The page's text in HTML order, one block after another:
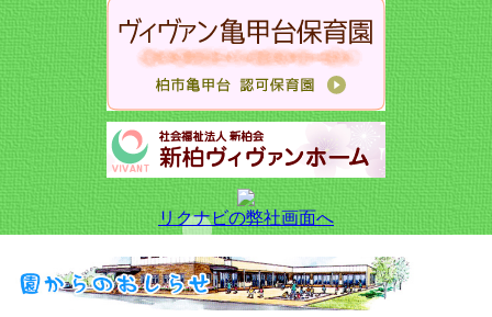
リクナビの弊社画面へ